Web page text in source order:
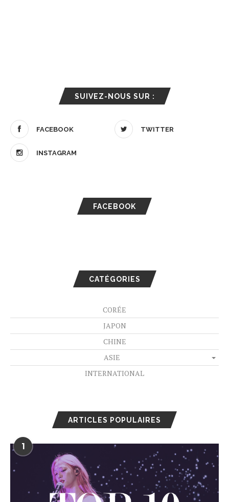
SUIVEZ-NOUS SUR :
FACEBOOK TWITTER
INSTAGRAM
FACEBOOK
CATÉGORIES
CORÉE
JAPON
CHINE
ASIE
INTERNATIONAL
ARTICLES POPULAIRES
1